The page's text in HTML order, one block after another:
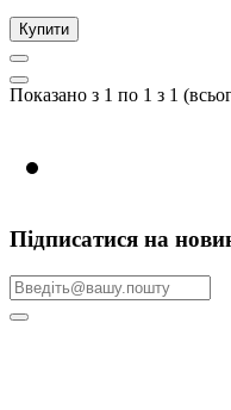
Купити
Показано з 1 по 1 з 1
Підписатися на